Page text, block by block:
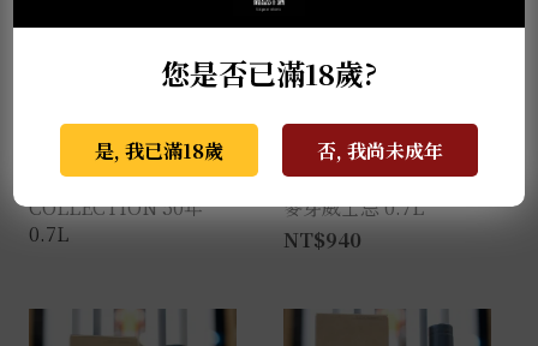
麥卡倫THE RED
COLLECTION 50年
0.7L
格蘭蓋瑞典藏特級單一
麥芽威士忌 0.7L
NT$940
您是否已滿18歲?
是, 我已滿18歲 否, 我尚未成年